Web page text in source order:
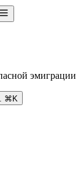
эмиграции
⌘K